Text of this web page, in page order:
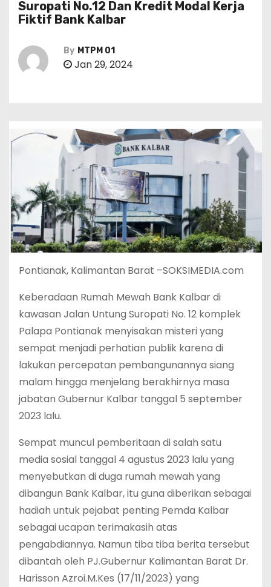
Suropati No.12 Dan Kredit Modal Kerja
Fiktif Bank Kalbar
By MTPM 01
Jan 29, 2024
Pontianak, Kalimantan Barat –SOKSIMEDIA.com
Keberadaan Rumah Mewah Bank Kalbar di
kawasan Jalan Untung Suropati No. 12 komplek
Palapa Pontianak menyisakan misteri yang
sempat menjadi perhatian publik karena di
lakukan percepatan pembangunannya siang
malam hingga menjelang berakhirnya masa
jabatan Gubernur Kalbar tanggal 5 september
2023 lalu.
Sempat muncul pemberitaan di salah satu
media sosial tanggal 4 agustus 2023 lalu yang
menyebutkan di duga rumah mewah yang
dibangun Bank Kalbar, itu guna diberikan sebagai
hadiah untuk pejabat penting Pemda Kalbar
sebagai ucapan terimakasih atas
pengabdiannya. Namun tiba tiba berita tersebut
dibantah oleh PJ.Gubernur Kalimantan Barat Dr.
Harisson Azroi.M.Kes (17/11/2023) yang